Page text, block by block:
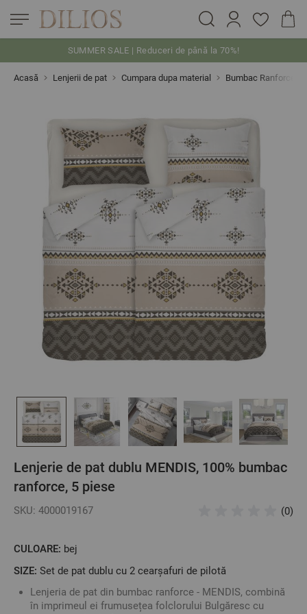
SUMMER SALE | Reduceri de până la 70%!
Acasă Lenjerii de pat Cumpara dupa material Bumbac Ranforce
Lenjerie de pat dublu MENDIS, 100% bumbac
ranforce, 5 piese
SKU: 4000019167 (0)
CULOARE: bej
SIZE: Set de pat dublu cu 2 cearșafuri de pilotă
Lenjeria de pat din bumbac ranforce - MENDIS, combină
în imprimeul ei frumusețea folclorului Bulgăresc cu